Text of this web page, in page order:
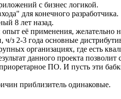
с бизнес логикой.
для конечного разработчика.
8 лет назад.
её применения, желательно
з 2-3 года основные
организациях, где есть
данного проекта позволит
ПО. И пусть эти
приблизитель одинаковые.